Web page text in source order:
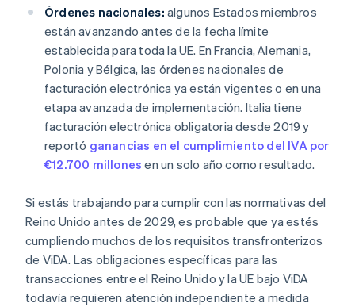
Órdenes nacionales: algunos Estados miembros
están avanzando antes de la fecha límite
establecida para toda la UE. En Francia, Alemania,
Polonia y Bélgica, las órdenes nacionales de
facturación electrónica ya están vigentes o en una
etapa avanzada de implementación. Italia tiene
facturación electrónica obligatoria desde 2019 y
reportó ganancias en el cumplimiento del IVA por
€12.700 millones en un solo año como resultado.
Si estás trabajando para cumplir con las normativas del
Reino Unido antes de 2029, es probable que ya estés
cumpliendo muchos de los requisitos transfronterizos
de ViDA. Las obligaciones específicas para las
transacciones entre el Reino Unido y la UE bajo ViDA
todavía requieren atención independiente a medida